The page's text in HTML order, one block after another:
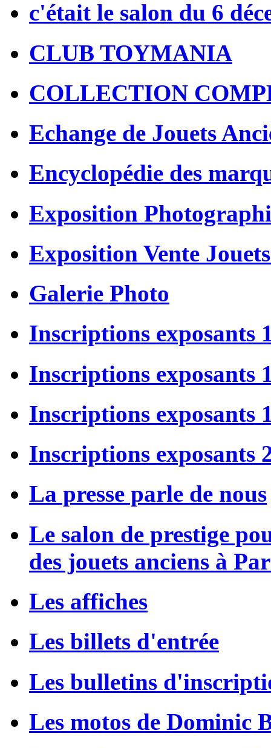
c'était le salon du 6
CLUB TOYMANIA
COLLECTION
Echange de Jouets
Encyclopédie des
Exposition
Exposition Vente
Galerie Photo
Inscriptions exposants
Inscriptions exposants
Inscriptions exposants
Inscriptions exposants
La presse parle de nous
Le salon de prestige
des jouets anciens à
Les affiches
Les billets d'entrée
Les bulletins
Les motos de Dominic